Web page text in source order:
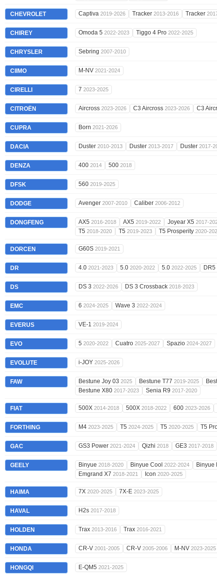
CHEVROLET Captiva 2019-2026 Tracker 2013-2016 Tracker
CHIREY Omoda 5 2022-2023 Tiggo 4 Pro 2022-2025
CHRYSLER Sebring 2007-2010
CIIMO M-NV 2021-2024
CIRELLI 7 2023-2025
CITROËN Aircross 2023-2026 C3 Aircross 2023-2026 C3
CUPRA Born 2021-2026
DACIA Duster 2010-2013 Duster 2013-2017 Duster 2017-
DENZA 400 2014 500 2018
DFSK 560 2019-2025
DODGE Avenger 2007-2010 Caliber 2006-2012
DONGFENG AX5 2016-2018 AX5 2019-2022 Joyear X5 2017-
T5 2018-2020 T5 2019-2023 T5 Prosperity 2020-
DORCEN G60S 2019-2021
DR 4.0 2021-2023 5.0 2020-2022 5.0 2022-2025 DR5
DS DS 3 2022-2026 DS 3 Crossback 2018-2023
EMC 6 2024-2025 Wave 3 2022-2024
EVERUS VE-1 2019-2024
EVO 5 2020-2022 Cuatro 2025-2027 Spazio 2024-2027
EVOLUTE i-JOY 2025-2026
FAW Bestune Joy 03 2025 Bestune T77 2019-2025
Bestune X80 2017-2023 Senia R9 2017-2020
FIAT 500X 2014-2018 500X 2018-2022 600 2023-2026
FORTHING M4 2023-2025 T5 2024-2025 T5 2020-2025 T5
GAC GS3 Power 2021-2024 Qizhi 2018 GE3 2017-2018
GEELY Binyue 2018-2020 Binyue Cool 2022-2024
Binyue
Emgrand X7 2018-2021 Icon 2020-2025
HAIMA 7X 2020-2025 7X-E 2023-2025
HAVAL H2s 2017-2018
HOLDEN Trax 2013-2016 Trax 2016-2021
HONDA CR-V 2001-2005 CR-V 2005-2006 M-NV 2023-2025
HONGQI E-QM5 2021-2025